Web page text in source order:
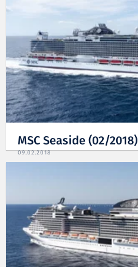
MSC Seaside (02/2018)
09.02.2018